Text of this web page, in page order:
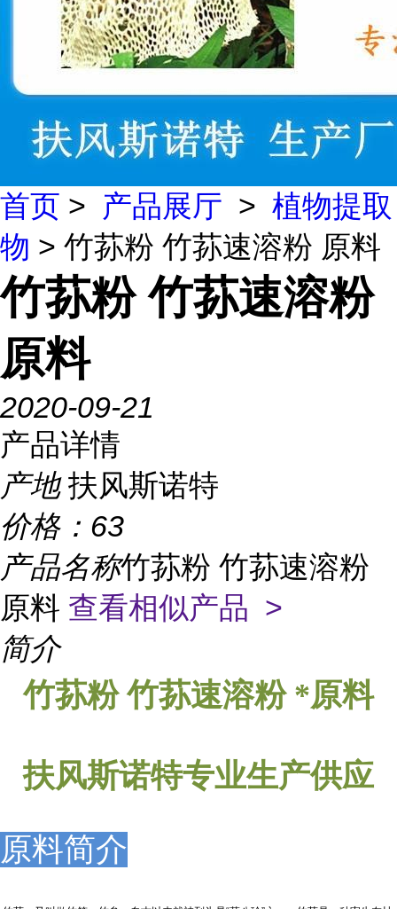
首页 > 产品展厅 > 植物提取
物 > 竹荪粉 竹荪速溶粉 原料
竹荪粉 竹荪速溶粉
原料
2020-09-21
产品详情
产地 扶风斯诺特
价格： 63
产品名称竹荪粉 竹荪速溶粉
原料 查看相似产品 >
简介
竹荪粉 竹荪速溶粉 *原料
扶风斯诺特专业生产供应
原料简介